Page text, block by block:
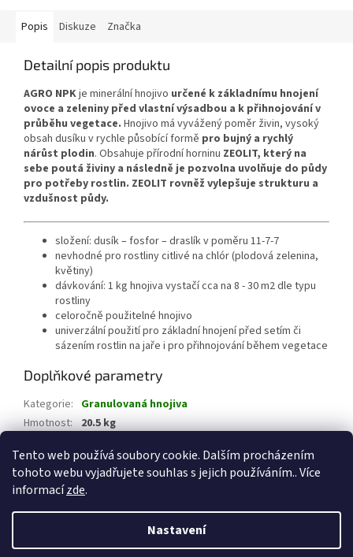
Tento web používá soubory cookie. Dalším procházením
tohoto webu vyjadřujete souhlas s jejich používáním.. Více
informacízde.
Nastavení
Popis Diskuze Značka
Detailní popis produktu
AGRO NPKje minerální hnojivo určené k základnímu hnojení
ovoce a zeleniny před vlastní výsadbou a k přihnojování v
průběhu vegetace. Hnojivo má vyvážený poměr živin, vysoký
obsah dusíku v rychle působící formě pro bujný a rychlý
nárůst plodin. Obsahuje přírodní horninu ZEOLIT, který na
sebe poutá živiny a následně je pozvolna uvolňuje do půdy
pro potřeby rostlin. ZEOLIT rovněž vylepšuje strukturu a
vzdušnost půdy.
složení: dusík – fosfor – draslík v poměru 11-7-7
nevhodné pro rostliny citlivé na chlór (plodová zelenina,
květiny)
dávkování: 1 kg hnojiva vystačí cca na 8 - 30 m2 dle typu
rostliny
celoročně použitelné hnojivo
univerzální použití pro základní hnojení před setím či
sázením rostlin na jaře i pro přihnojování během vegetace
Doplňkové parametry
Kategorie: Granulovaná hnojiva
Hmotnost: 20.5 kg